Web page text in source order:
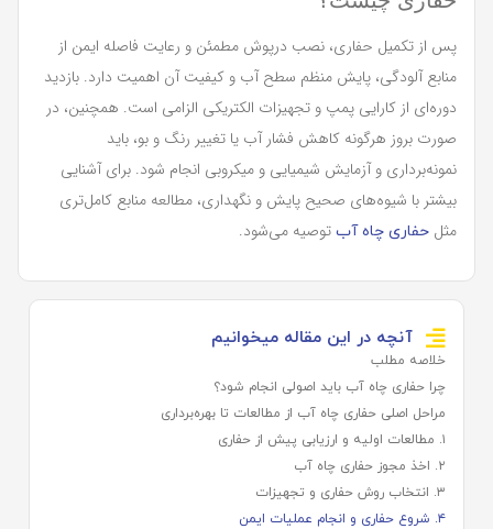
پس از تکمیل حفاری، نصب درپوش مطمئن و رعایت فاصله ایمن از
منابع آلودگی، پایش منظم سطح آب و کیفیت آن اهمیت دارد. بازدید
دوره‌ای از کارایی پمپ و تجهیزات الکتریکی الزامی است. همچنین، در
صورت بروز هرگونه کاهش فشار آب یا تغییر رنگ و بو، باید
نمونه‌برداری و آزمایش شیمیایی و میکروبی انجام شود. برای آشنایی
بیشتر با شیوه‌های صحیح پایش و نگهداری، مطالعه منابع کامل‌تری
مثل حفاری چاه آب توصیه می‌شود.
آنچه در این مقاله میخوانیم
خلاصه مطلب
چرا حفاری چاه آب باید اصولی انجام شود؟
مراحل اصلی حفاری چاه آب از مطالعات تا بهره‌برداری
۱. مطالعات اولیه و ارزیابی پیش از حفاری
۲. اخذ مجوز حفاری چاه آب
۳. انتخاب روش حفاری و تجهیزات
۴. شروع حفاری و انجام عملیات ایمن